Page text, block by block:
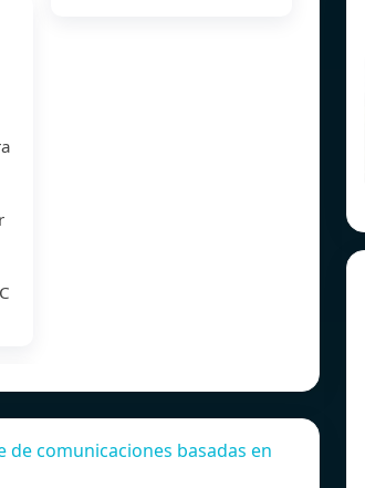
de comunicaciones basadas en